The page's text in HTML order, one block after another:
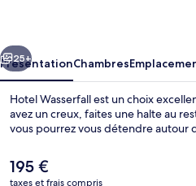
Suivant
25+
PrésentationChambres
Hotel Wasserfall est un choix
avez un creux, faites une halte au
vous pourrez vous détendre autour
Le
prix
195 €
taxes et frais compris